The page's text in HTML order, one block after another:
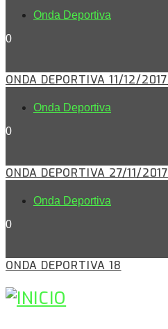
Onda Deportiva
0
ONDA DEPORTIVA 11/12/2017
Onda Deportiva
0
ONDA DEPORTIVA 27/11/2017
Onda Deportiva
0
ONDA DEPORTIVA 18